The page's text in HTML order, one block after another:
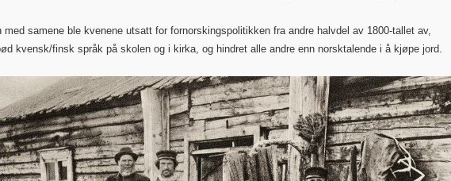
med samene ble kvenene utsatt for fornorskingspolitikken fra andre halvdel av 1800-tallet av,
kvensk/finsk språk på skolen og i kirka, og hindret alle andre enn norsktalende i å kjøpe jord.